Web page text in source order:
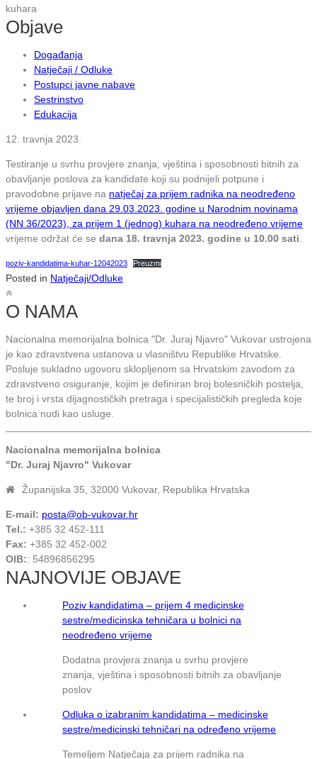
kuhara
Objave
Događanja
Natječaji / Odluke
Postupci javne nabave
Sestrinstvo
Edukacija
12. travnja 2023.
Testiranje u svrhu provjere znanja, vještina i sposobnosti bitnih za
obavljanje poslova za kandidate koji su podnijeli potpune i
pravodobne prijave na natječaj za prijem radnika na neodređeno
vrijeme objavljen dana 29.03.2023. godine u Narodnim novinama
(NN 36/2023), za prijem 1 (jednog) kuhara na neodređeno vrijeme
vrijeme održat će se dana 18. travnja 2023. godine u 10.00 sati
poziv-kandidatima-kuhar-12042023 Preuzmi
Posted in Natječaji/Odluke
O NAMA
Nacionalna memorijalna bolnica "Dr. Juraj Njavro" Vukovar ustrojena
je kao zdravstvena ustanova u vlasništvu Republike Hrvatske.
Posluje sukladno ugovoru sklopljenom sa Hrvatskim zavodom za
zdravstveno osiguranje, kojim je definiran broj bolesničkih postelja,
te broj i vrsta dijagnostičkih pretraga i specijalističkih pregleda koje
bolnica nudi kao usluge.
Nacionalna memorijalna bolnica
"Dr. Juraj Njavro" Vukovar
Županijska 35, 32000 Vukovar, Republika Hrvatska
E-mail: posta@ob-vukovar.hr
Tel.: +385 32 452-111
Fax: +385 32 452-002
OIB:: 54896856295
NAJNOVIJE OBJAVE
Poziv kandidatima – prijem 4 medicinske
sestre/medicinska tehničara u bolnici na
neodređeno vrijeme
Dodatna provjera znanja u svrhu provjere
znanja, vještina i sposobnosti bitnih za obavljanje
poslov
Odluka o izabranim kandidatima – medicinske
sestre/medicinski tehničari na određeno vrijeme
Temeljem Natječaja za prijem radnika na